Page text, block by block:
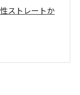
ストレートか